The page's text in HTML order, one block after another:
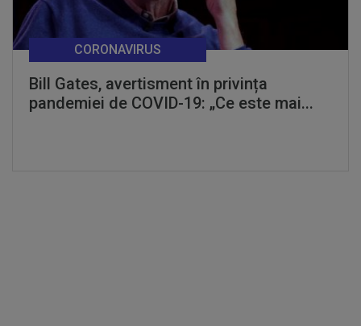
Bill Gates, avertisment în privința
pandemiei de COVID-19: „Ce este mai...
CORONAVIRUS